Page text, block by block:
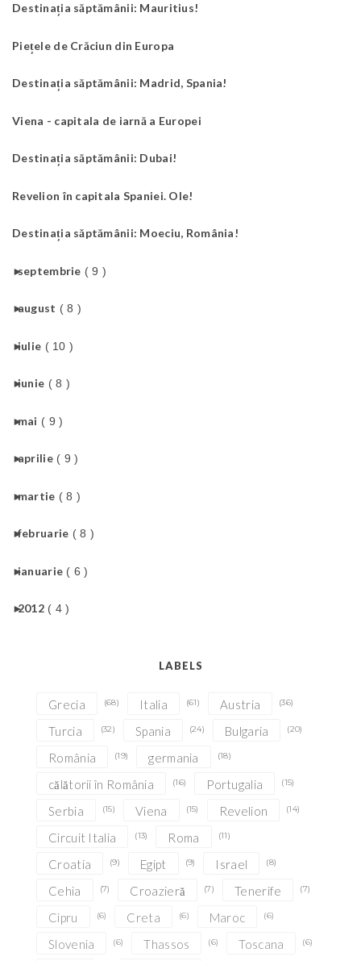
Destinația săptămânii: Mauritius!
Piețele de Crăciun din Europa
Destinația săptămânii: Madrid, Spania!
Viena - capitala de iarnă a Europei
Destinația săptămânii: Dubai!
Revelion în capitala Spaniei. Ole!
Destinația săptămânii: Moeciu, România!
►
septembrie ( 9 )
►
august ( 8 )
►
iulie ( 10 )
►
iunie ( 8 )
►
mai ( 9 )
►
aprilie ( 9 )
►
martie ( 8 )
►
februarie ( 8 )
►
ianuarie ( 6 )
►
2012 ( 4 )
LABELS
Grecia (68) Italia (61) Austria (36)
Turcia (32) Spania (24) Bulgaria (20)
România (19) germania (18)
călătorii în România (16) Portugalia (15)
Serbia (15) Viena (15) Revelion (14)
Circuit Italia (13) Roma (11)
Croatia (9) Egipt (9) Israel (8)
Cehia (7) Croazieră (7) Tenerife (7)
Cipru (6) Creta (6) Maroc (6)
Slovenia (6) Thassos (6) Toscana (6)